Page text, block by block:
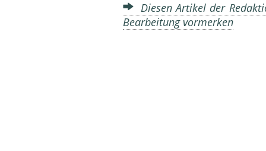
Diesen Artikel der
Bearbeitung vormerken